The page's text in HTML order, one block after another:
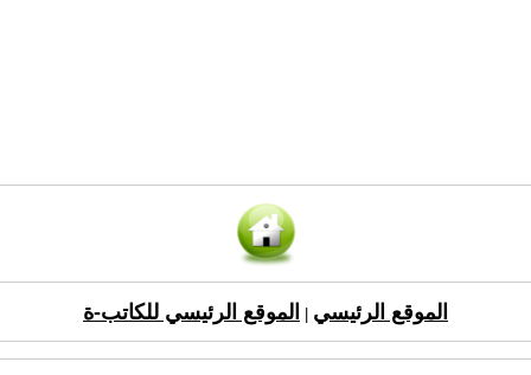
الموقع الرئيسي الموقع الرئيسي للكاتب-ة